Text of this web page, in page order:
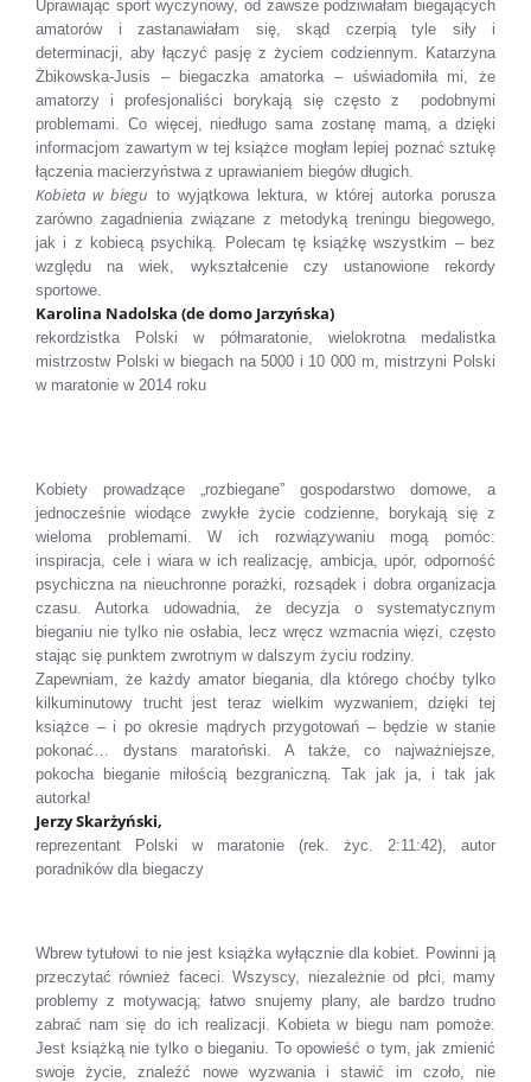
Uprawiając sport wyczynowy, od zawsze podziwiałam biegających
amatorów i zastanawiałam się, skąd czerpią tyle siły i
determinacji, aby łączyć pasję z życiem codziennym. Katarzyna
Żbikowska-Jusis – biegaczka amatorka – uświadomiła mi, że
amatorzy i profesjonaliści borykają się często z podobnymi
problemami. Co więcej, niedługo sama zostanę mamą, a dzięki
informacjom zawartym w tej książce mogłam lepiej poznać sztukę
łączenia macierzyństwa z uprawianiem biegów długich.
Kobieta w biegu to wyjątkowa lektura, w której autorka porusza
zarówno zagadnienia związane z metodyką treningu biegowego,
jak i z kobiecą psychiką. Polecam tę książkę wszystkim – bez
względu na wiek, wykształcenie czy ustanowione rekordy
sportowe.
Karolina Nadolska (de domo Jarzyńska)
rekordzistka Polski w półmaratonie, wielokrotna medalistka
mistrzostw Polski w biegach na 5000 i 10 000 m, mistrzyni Polski
w maratonie w 2014 roku
Kobiety prowadzące „rozbiegane” gospodarstwo domowe, a
jednocześnie wiodące zwykłe życie codzienne, borykają się z
wieloma problemami. W ich rozwiązywaniu mogą pomóc:
inspiracja, cele i wiara w ich realizację, ambicja, upór, odporność
psychiczna na nieuchronne porażki, rozsądek i dobra organizacja
czasu. Autorka udowadnia, że decyzja o systematycznym
bieganiu nie tylko nie osłabia, lecz wręcz wzmacnia więzi, często
stając się punktem zwrotnym w dalszym życiu rodziny.
Zapewniam, że każdy amator biegania, dla którego choćby tylko
kilkuminutowy trucht jest teraz wielkim wyzwaniem, dzięki tej
książce – i po okresie mądrych przygotowań – będzie w stanie
pokonać… dystans maratoński. A także, co najważniejsze,
pokocha bieganie miłością bezgraniczną. Tak jak ja, i tak jak
autorka!
Jerzy Skarżyński,
reprezentant Polski w maratonie (rek. życ. 2:11:42), autor
poradników dla biegaczy
Wbrew tytułowi to nie jest książka wyłącznie dla kobiet. Powinni ją
przeczytać również faceci. Wszyscy, niezależnie od płci, mamy
problemy z motywacją; łatwo snujemy plany, ale bardzo trudno
zabrać nam się do ich realizacji. Kobieta w biegu nam pomoże.
Jest książką nie tylko o bieganiu. To opowieść o tym, jak zmienić
swoje życie, znaleźć nowe wyzwania i stawić im czoło, nie